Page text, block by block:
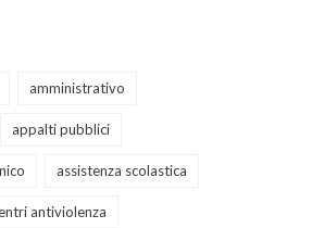
amministrativo
appalti pubblici
assistenza scolastica
antiviolenza